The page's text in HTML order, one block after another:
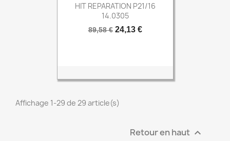
HIT REPARATION P21/16
14.0305
Prix
89,58 € Prix
24,13 €
Affichage 1-29 de 29 article(s)
Retour en haut 